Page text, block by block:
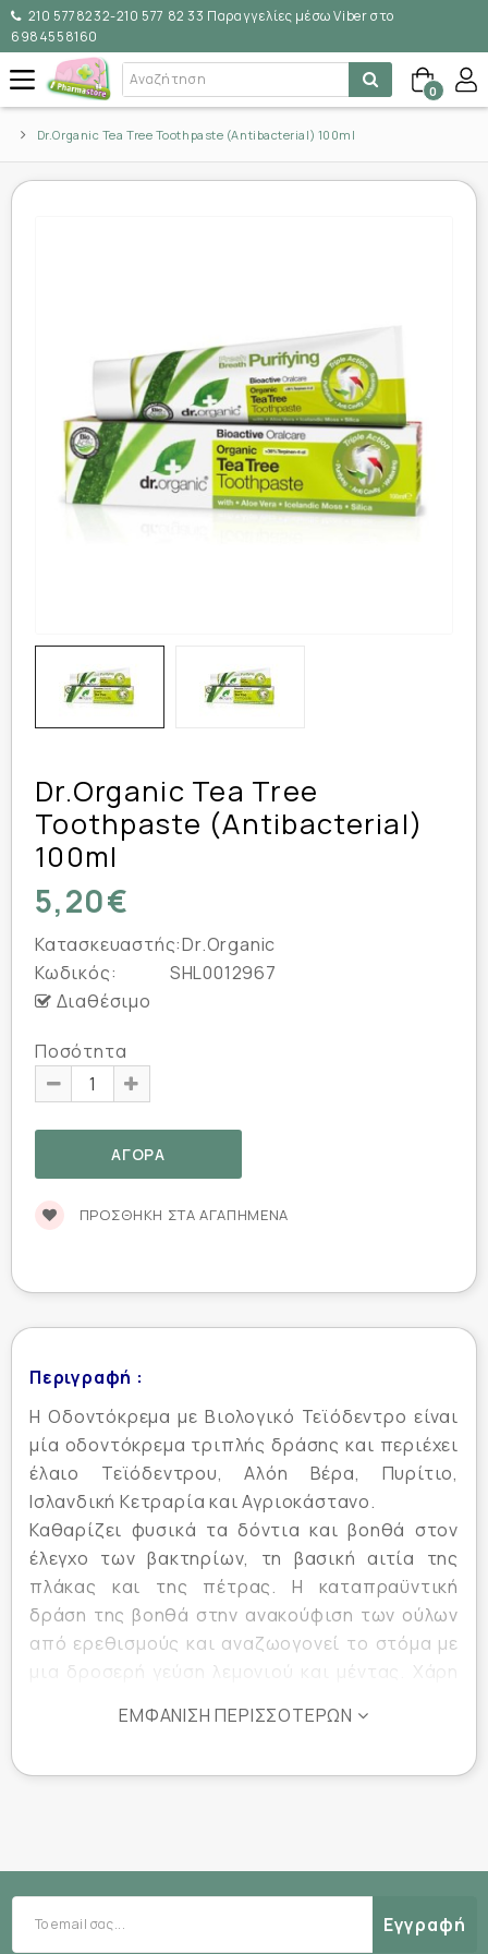
210 5778232-210 577 82 33 Παραγγελίες μέσω Viber στο
6984558160
0
Dr.Organic Tea Tree Toothpaste (Antibacterial) 100ml
Dr.Organic Tea Tree
Toothpaste (Antibacterial)
100ml
5,20€
Κατασκευαστής:Dr.Organic
Κωδικός:
SHL0012967
Διαθέσιμο
Ποσότητα
ΠΡΟΣΘΉΚΗ ΣΤΑ ΑΓΑΠΗΜΈΝΑ
Περιγραφή :
Η Οδοντόκρεμα με Βιολογικό Τεϊόδεντρο είναι
μία οδοντόκρεμα τριπλής δράσης και περιέχει
έλαιο Τεϊόδεντρου, Αλόη Βέρα, Πυρίτιο,
Ισλανδική Κετραρία και Αγριοκάστανο.
Καθαρίζει φυσικά τα δόντια και βοηθά στον
έλεγχο των βακτηρίων, τη βασική αιτία της
πλάκας και της πέτρας. Η καταπραϋντική
δράση της βοηθά στην ανακούφιση των ούλων
από ερεθισμούς και αναζωογονεί το στόμα με
μια δροσερή γεύση λεμονιού και μέντας. Χάρη
της, που εμποδίζουν το σχηματισμό
οδοντόκρεμα, ιδανική για γενική στοματική
Terpinen-4-ol)
ΕΜΦΆΝΙΣΗ ΠΕΡΙΣΣΌΤΕΡΩΝ
Εγγραφή